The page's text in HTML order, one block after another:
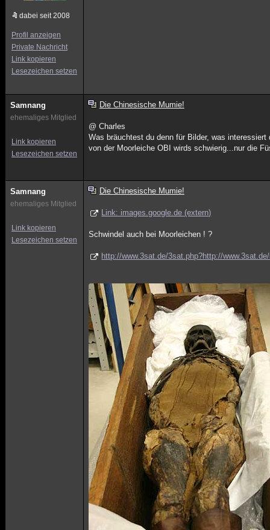
dabei seit 2008
Profil anzeigen
Private Nachricht
Link kopieren
Lesezeichen setzen
Samnang
ehemaliges Mitglied
Link kopieren
Lesezeichen setzen
Die Chinesische Mumie!
@ Charles
Was bräuchtest du denn für Bilder, was interessiert
von der Moorleiche OBI wirds schwierig...nur die
Samnang
ehemaliges Mitglied
Link kopieren
Lesezeichen setzen
Die Chinesische Mumie!
Link: images.google.de (extern)
Schwindel auch bei Moorleichen ! ?
http://www.3sat.de/3sat.php?http://